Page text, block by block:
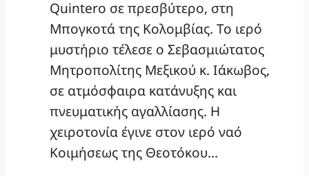
Quintero σε πρεσβύτερο, στη
Μπογκοτά της Κολομβίας. Το ιερό
μυστήριο τέλεσε ο Σεβασμιώτατος
Μητροπολίτης Μεξικού κ. Ιάκωβος,
σε ατμόσφαιρα κατάνυξης και
πνευματικής αγαλλίασης. Η
χειροτονία έγινε στον ιερό ναό
Κοιμήσεως της Θεοτόκου…